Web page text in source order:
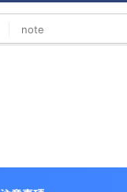
note